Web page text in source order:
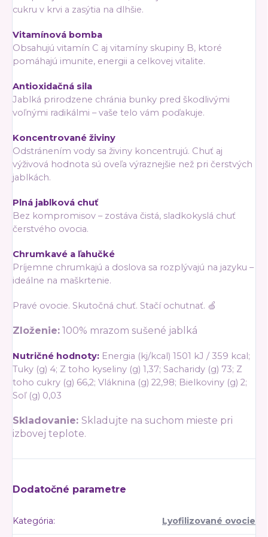
cukru v krvi a zasýtia na dlhšie.
Vitamínová bomba
Obsahujú vitamín C aj vitamíny skupiny B, ktoré
pomáhajú imunite, energii a celkovej vitalite.
Antioxidačná sila
Jablká prirodzene chránia bunky pred škodlivými
voľnými radikálmi – vaše telo vám poďakuje.
Koncentrované živiny
Odstránením vody sa živiny koncentrujú. Chuť aj
výživová hodnota sú oveľa výraznejšie než pri čerstvých
jablkách.
Plná jablková chuť
Bez kompromisov – zostáva čistá, sladkokyslá chuť
čerstvého ovocia.
Chrumkavé a ľahučké
Príjemne chrumkajú a doslova sa rozplývajú na jazyku –
ideálne na maškrtenie.
Pravé ovocie. Skutočná chuť. Stačí ochutnať. 🍏
Zloženie: 100% mrazom sušené jablká
Nutričné hodnoty: Energia (kj/kcal) 1501 kJ / 359 kcal;
Tuky (g) 4; Z toho kyseliny (g) 1,37; Sacharidy (g) 73; Z
toho cukry (g) 66,2; Vláknina (g) 22,98; Bielkoviny (g) 2;
Soľ (g) 0,03
Skladovanie: Skladujte na suchom mieste pri
izbovej teplote.
Dodatočné parametre
Kategória: Lyofilizované ovocie